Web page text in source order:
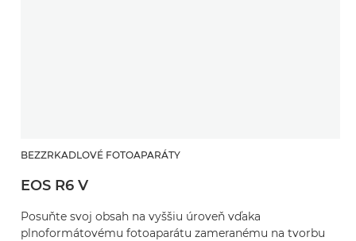
BEZZRKADLOVÉ FOTOAPARÁTY
EOS R6 V
Posuňte svoj obsah na vyššiu úroveň vďaka
plnoformátovému fotoaparátu zameranému na tvorbu